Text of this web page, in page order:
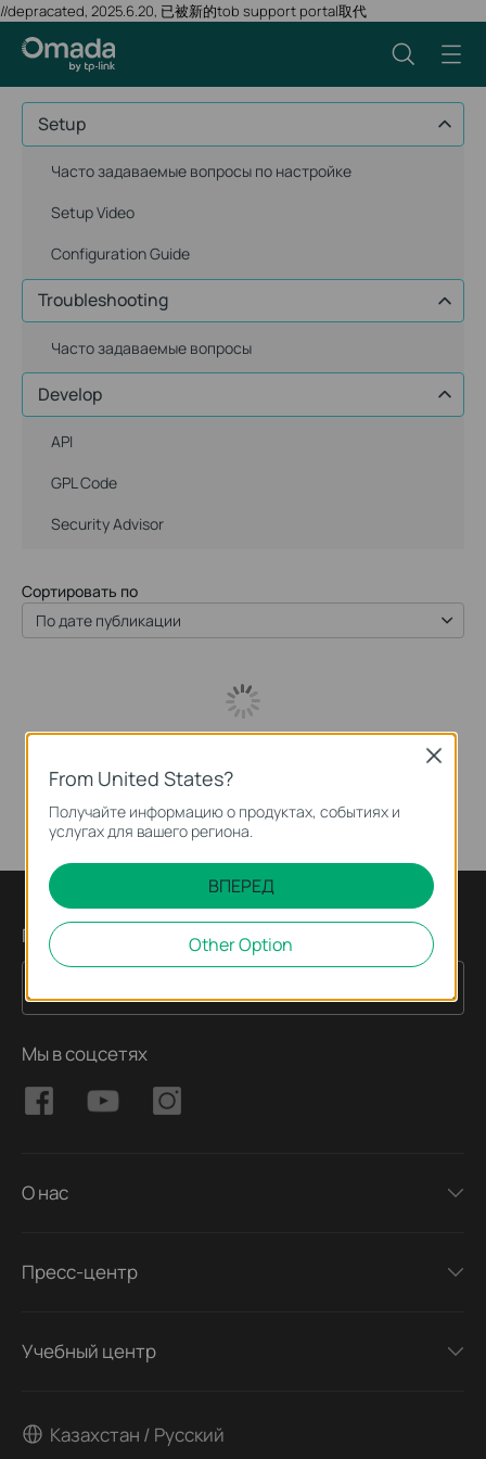
//depracated, 2025.6.20, 已被新的tob support portal取代
Setup
Часто задаваемые вопросы по настройке
Setup Video
Configuration Guide
Troubleshooting
Часто задаваемые вопросы
Develop
API
GPL Code
Security Advisor
Сортировать по
По дате публикации
Подпишитесь на рассылку
Мы в соцсетях
О нас
Пресс-центр
Учебный центр
Казахстан / Русский
From United States?
Получайте информацию о продуктах, событиях и
услугах для вашего региона.
ВПЕРЕД
Other Option
Close